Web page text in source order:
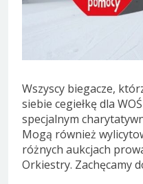
Wszyscy biegacze,
siebie cegiełkę dla
specjalnym
Mogą również
różnych aukcjach
Orkiestry. Zachęcamy